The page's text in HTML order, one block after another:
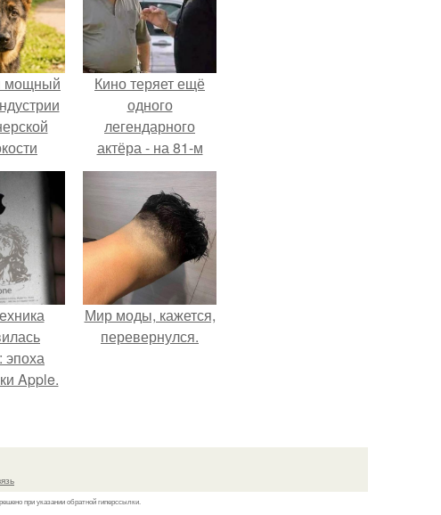
мощный
Кино теряет ещё
одного
легендарного
актёра - на 81-м
году жизни не стало
Винсента пасторе.
эпоха
Apple.
Мир моды, кажется,
перевернулся.
при указании обратной гиперссылки.